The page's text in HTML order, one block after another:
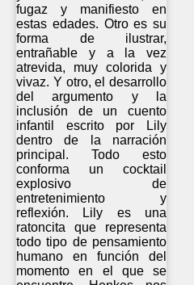
fugaz y manifiesto en
estas edades. Otro es su
forma de ilustrar,
entrañable y a la vez
atrevida, muy colorida y
vivaz. Y otro, el desarrollo
del argumento y la
inclusión de un cuento
infantil escrito por Lily
dentro de la narración
principal. Todo esto
conforma un cocktail
explosivo de
entretenimiento y
reflexión. Lily es una
ratoncita que representa
todo tipo de pensamiento
humano en función del
momento en el que se